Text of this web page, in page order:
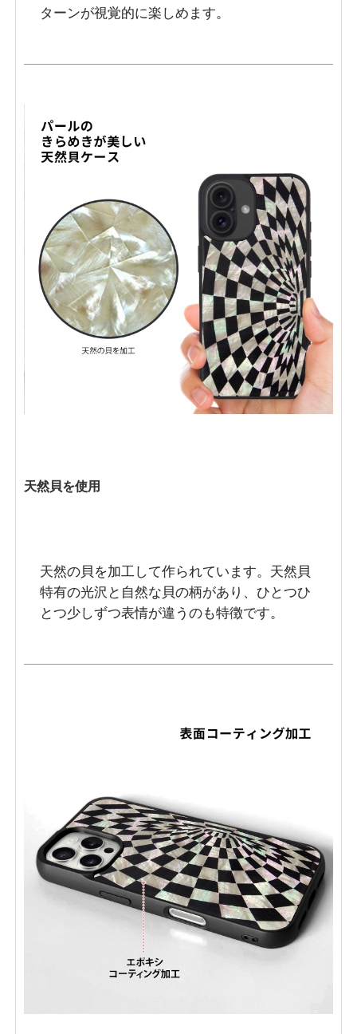
ターンが視覚的に楽しめます。
天然貝を使用
天然の貝を加工して作られています。天然貝
特有の光沢と自然な貝の柄があり、ひとつひ
とつ少しずつ表情が違うのも特徴です。